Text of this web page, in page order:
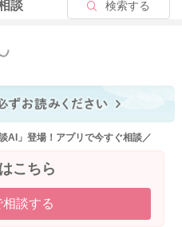
談 検索する
見る
AI」登場！アプリで今すぐ相談／
こちら
談する